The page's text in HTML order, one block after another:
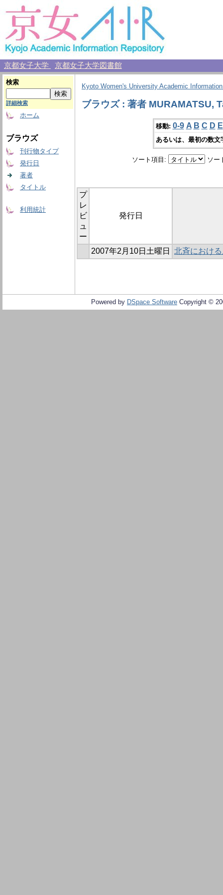
京都女子大学 京都女子大学図書館
検索
詳細検索
ホーム
ブラウズ
刊行物タイプ
発行日
著者
タイトル
利用統計
Kyoto Women's University Academic
ブラウズ : 著者 MURAMATSU,
移動: 0-9 A B C D E
あるいは、最初の数
ソート項目: ソー
プ
レ
ビ
ュ
ー
発行日
2007年2月10日土曜日 北斉におけ
Powered by DSpace Software Copyright ©